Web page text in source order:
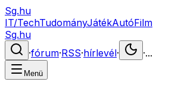
Sg.hu
IT/TechTudományJátékAutóFilm
Sg.hu
·fórum·RSS·hírlevél· ·...
Menü